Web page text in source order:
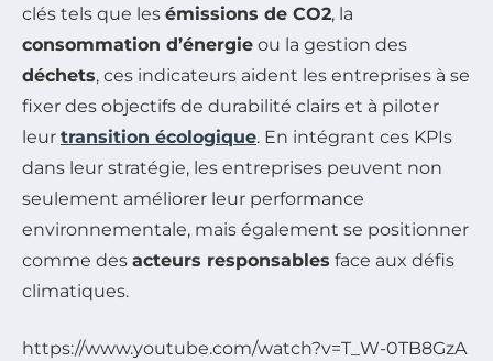
clés tels que les émissions de CO2, la
consommation d’énergie ou la gestion des
déchets, ces indicateurs aident les entreprises à se
fixer des objectifs de durabilité clairs et à piloter
leur transition écologique. En intégrant ces KPIs
dans leur stratégie, les entreprises peuvent non
seulement améliorer leur performance
environnementale, mais également se positionner
comme des acteurs responsables face aux défis
climatiques.
https://www.youtube.com/watch?v=T_W-0TB8GzA